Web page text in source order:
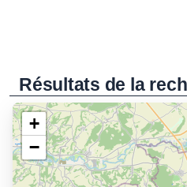
Résultats de la
+
−